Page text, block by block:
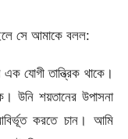
সে আমাকে বলল:
যোগী তান্ত্রিক থাকে।
উনি শয়তানের উপাসনা
করতে চান। আমি